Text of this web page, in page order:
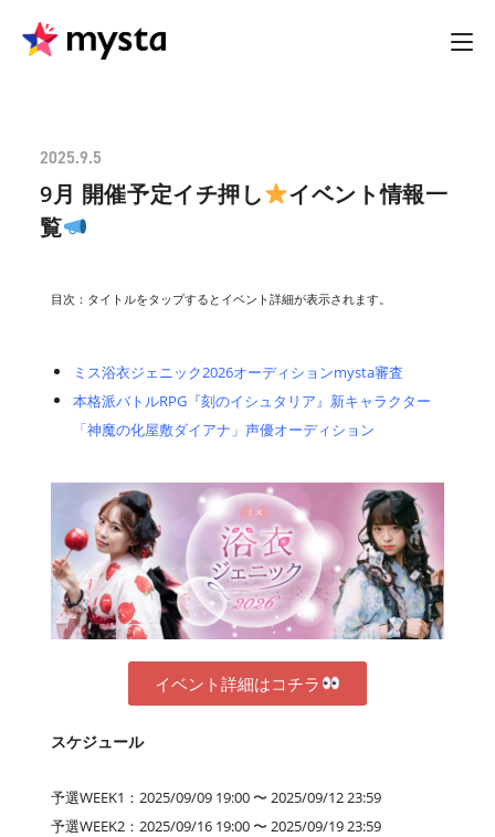
2025.9.5
9月 開催予定イチ押し
イベント情報一
覧
目次：タイトルをタップするとイベント詳細が表示されます。
ミス浴衣ジェニック2026オーディションmysta審査
本格派バトルRPG『刻のイシュタリア』新キャラクター
「神魔の化屋敷ダイアナ」声優オーディション
イベント詳細はコチラ
スケジュール
予選WEEK1：2025/09/09 19:00 〜 2025/09/12 23:59
予選WEEK2：2025/09/16 19:00 〜 2025/09/19 23:59